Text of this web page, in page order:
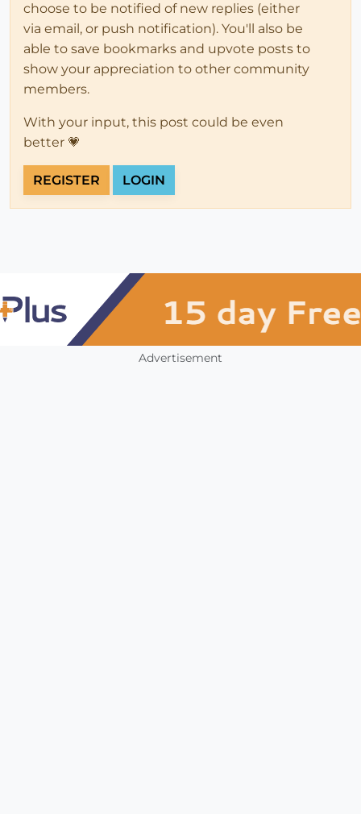
choose to be notified of new replies (either
via email, or push notification). You'll also be
able to save bookmarks and upvote posts to
show your appreciation to other community
members.
With your input, this post could be even
better 💗
REGISTER LOGIN
Advertisement